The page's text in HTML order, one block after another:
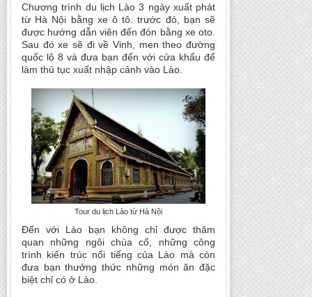
Chương trình du lịch Lào 3 ngày xuất phát
từ Hà Nội bằng xe ô tô. trước đó, bạn sẽ
được hướng dẫn viên đến đón bằng xe oto.
Sau đó xe sẽ đi về Vinh, men theo đường
quốc lộ 8 và đưa bạn đến với cửa khẩu để
làm thủ tục xuất nhập cảnh vào Lào.
Tour du lịch Lào từ Hà Nội
Đến với Lào bạn không chỉ được thăm
quan những ngôi chùa cổ, những công
trình kiến trúc nổi tiếng của Lào mà còn
đưa bạn thưởng thức những món ăn đặc
biệt chỉ có ở Lào.